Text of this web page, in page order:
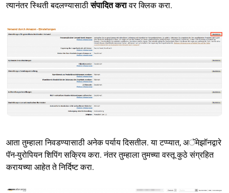
त्यानंतर स्थिती बदलण्यासाठीसंपादित करावर क्लिक करा.
आता तुम्हाला निवडण्यासाठी अनेक पर्याय दिसतील. या टप्प्यात, अॅमेझॉनद्वारे
पॅन-युरोपियन शिपिंग सक्रिय करा. नंतर तुम्हाला तुमच्या वस्तू कुठे संग्रहित
करायच्या आहेत ते निर्दिष्ट करा.